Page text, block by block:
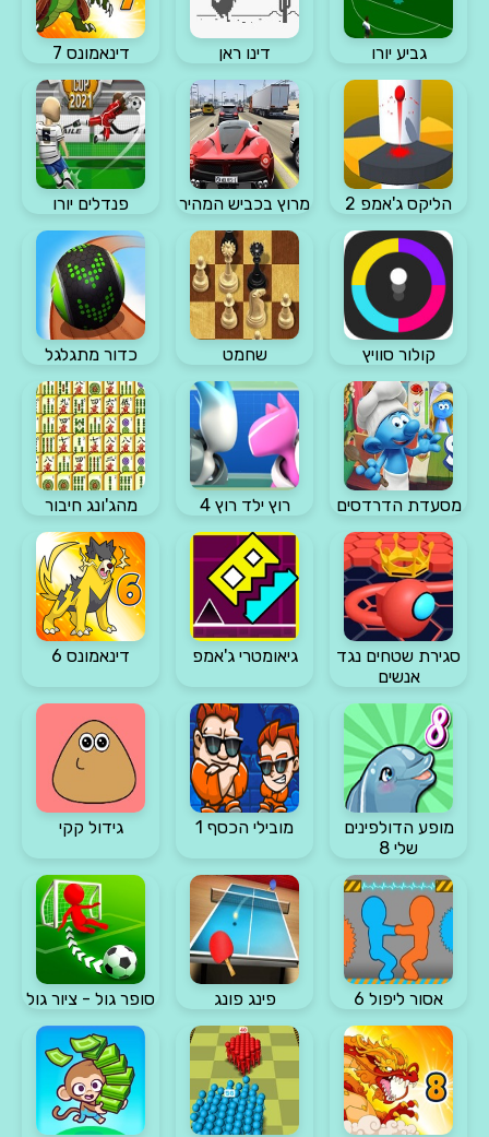
גביע יורו דינו ראן דינאמונס 7
הליקס ג'אמפ 2 מרוץ בכביש המהיר פנדלים יורו
קולור סוויץ שחמט כדור מתגלגל
מסעדת הדרדסים רוץ ילד רוץ 4 מהג'ונג חיבור
סגירת שטחים נגד
אנשים
גיאומטרי ג'אמפ דינאמונס 6
מופע הדולפינים
שלי 8
מובילי הכסף 1 גידול קקי
אסור ליפול 6 פינג פונג סופר גול - ציור גול